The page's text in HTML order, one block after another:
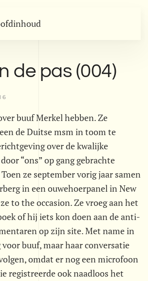
de pas (004)
buuf Merkel hebben. Ze
de Duitse msm in toom te
over de kwalijke
“ons” op gang gebrachte
ze september vorig jaar samen
in een ouwehoerpanel in New
to the occasion. Ze vroeg aan het
of hij iets kon doen aan de anti-
op zijn site. Met name in
buuf, maar haar conversatie
omdat er nog een microfoon
registreerde ook naadloos het